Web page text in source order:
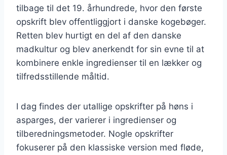
tilbage til det 19. århundrede, hvor den første
opskrift blev offentliggjort i danske kogebøger.
Retten blev hurtigt en del af den danske
madkultur og blev anerkendt for sin evne til at
kombinere enkle ingredienser til en lækker og
tilfredsstillende måltid.
I dag findes der utallige opskrifter på høns i
asparges, der varierer i ingredienser og
tilberedningsmetoder. Nogle opskrifter
fokuserer på den klassiske version med fløde,